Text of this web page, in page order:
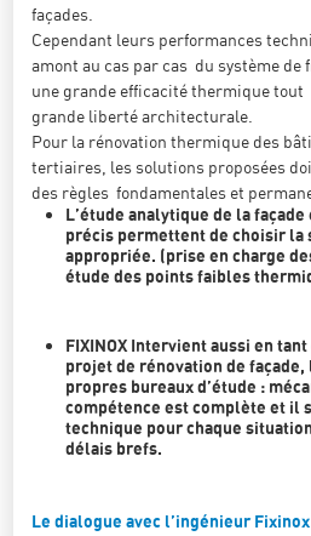
façades.
Cependant leurs performances
amont au cas par cas du système
une grande efficacité thermique tout
grande liberté architecturale.
Pour la rénovation thermique des
tertiaires, les solutions proposées
des règles fondamentales et
L’étude analytique de la
précis permettent de choisir la
appropriée. (prise en charge
étude des points faibles
FIXINOX Intervient aussi en
projet de rénovation de
propres bureaux d’étude :
compétence est complète et il
technique pour chaque
délais brefs.
Le dialogue avec l’ingénieur